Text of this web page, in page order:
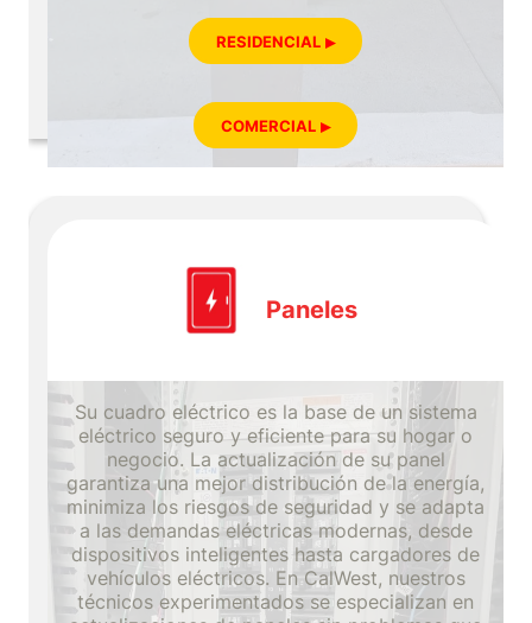
RESIDENCIAL
COMERCIAL
Paneles
Su cuadro eléctrico es la base de un sistema
eléctrico seguro y eficiente para su hogar o
negocio. La actualización de su panel
garantiza una mejor distribución de la energía,
minimiza los riesgos de seguridad y se adapta
a las demandas eléctricas modernas, desde
dispositivos inteligentes hasta cargadores de
vehículos eléctricos. En CalWest, nuestros
técnicos experimentados se especializan en